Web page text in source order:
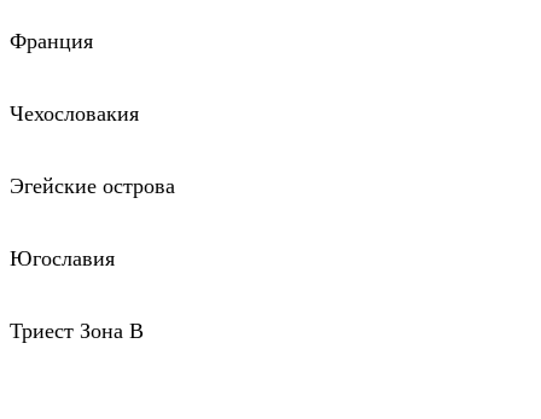
Франция
Чехословакия
Эгейские острова
Югославия
Триест Зона В